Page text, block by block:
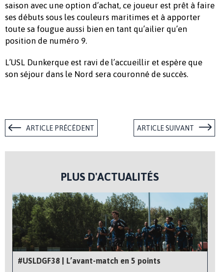
saison avec une option d’achat, ce joueur est prêt à faire
ses débuts sous les couleurs maritimes et à apporter
toute sa fougue aussi bien en tant qu’ailier qu’en
position de numéro 9.
L’USL Dunkerque est ravi de l’accueillir et espère que
son séjour dans le Nord sera couronné de succès.
ARTICLE PRÉCÉDENT ARTICLE SUIVANT
PLUS D'ACTUALITÉS
#USLDGF38 | L’avant-match en 5 points